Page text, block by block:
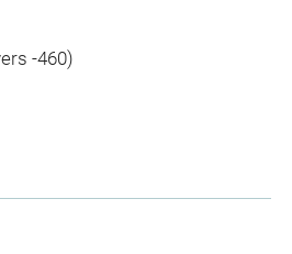
-460)